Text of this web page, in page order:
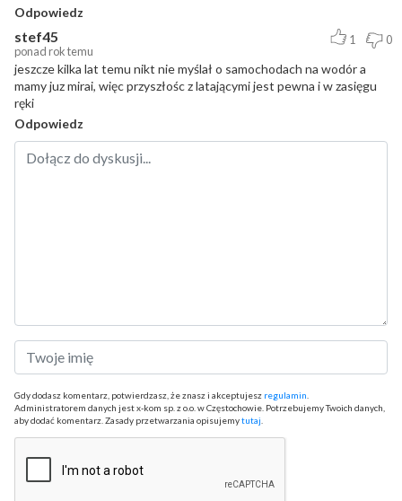
Odpowiedz
stef45
ponad rok temu
1 0
jeszcze kilka lat temu nikt nie myślał o samochodach na wodór a
mamy juz mirai, więc przyszłośc z latającymi jest pewna i w zasięgu
ręki
Odpowiedz
Gdy dodasz komentarz, potwierdzasz, że znasz i akceptujesz regulamin
Administratorem danych jest x-kom sp. z o.o. w Częstochowie. Potrzebujemy Twoich danych,
aby dodać komentarz. Zasady przetwarzania opisujemytutaj